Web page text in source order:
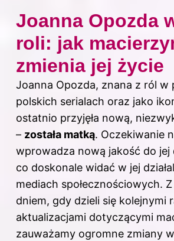
Joanna Opozda
roli: jak
zmienia jej życie
Joanna Opozda, znana z ról w
polskich serialach oraz jako
ostatnio przyjęła nową,
– została matką. Oczekiwanie
wprowadza nową jakość do jej
co doskonale widać w jej
mediach społecznościowych.
dniem, gdy dzieli się kolejnymi
aktualizacjami dotyczącymi
zauważamy ogromne zmiany